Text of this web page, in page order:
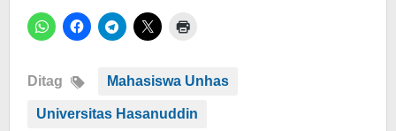
Ditag Mahasiswa Unhas
Universitas Hasanuddin